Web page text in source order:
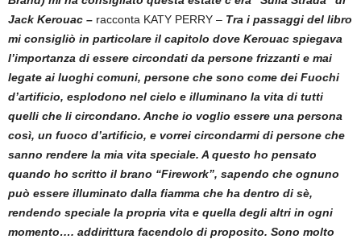
Jack Kerouac – racconta KATY PERRY – Tra i passaggi del libro
mi consigliò in particolare il capitolo dove Kerouac spiegava
l’importanza di essere circondati da persone frizzanti e mai
legate ai luoghi comuni, persone che sono come dei Fuochi
d’artificio, esplodono nel cielo e illuminano la vita di tutti
quelli che li circondano. Anche io voglio essere una persona
così, un fuoco d’artificio, e vorrei circondarmi di persone che
sanno rendere la mia vita speciale. A questo ho pensato
quando ho scritto il brano “Firework”, sapendo che ognuno
può essere illuminato dalla fiamma che ha dentro di sè,
rendendo speciale la propria vita e quella degli altri in ogni
momento…. addirittura facendolo di proposito. Sono molto